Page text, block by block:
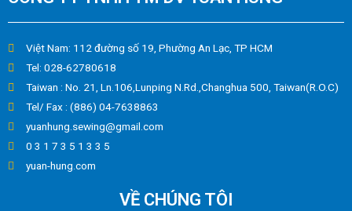
Việt Nam: 112 đường số 19, Phường An Lạc, TP HCM
Tel: 028-62780618
Taiwan : No. 21, Ln.106,Lunping N.Rd.,Changhua 500, Taiwan(R.O.C)
Tel/ Fax : (886) 04-7638863
yuanhung.sewing@gmail.com
0 3 1 7 3 5 1 3 3 5
yuan-hung.com
VỀ CHÚNG TÔI